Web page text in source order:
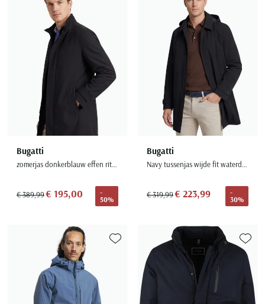
Bugatti
zomerjas donkerblauw effen rits wijde fit
€ 389,99€ 195,00
-
50%
Toevoegen aan favorieten
Bugatti
Navy tussenjas wijde fit waterdicht
€ 319,99€ 223,99
-
30%
Toevoegen aan favorieten